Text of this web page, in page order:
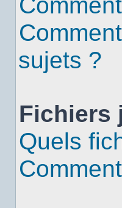
sujets ?
Fichiers
Quels